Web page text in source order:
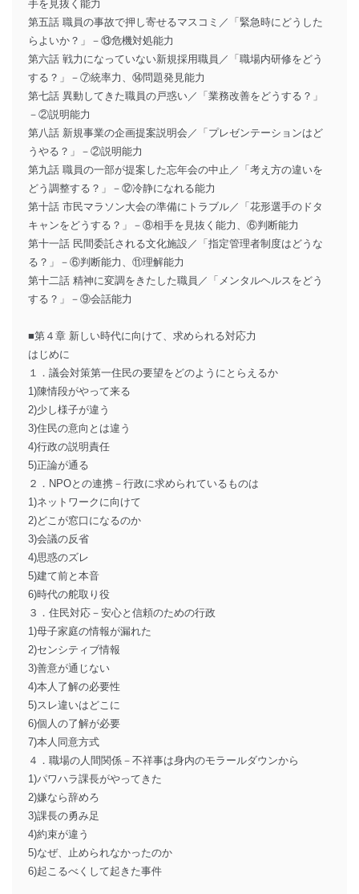
手を見抜く能力
第五話 職員の事故で押し寄せるマスコミ／「緊急時にどうした
らよいか？」－⑬危機対処能力
第六話 戦力になっていない新規採用職員／「職場内研修をどう
する？」－⑦統率力、⑭問題発見能力
第七話 異動してきた職員の戸惑い／「業務改善をどうする？」
－②説明能力
第八話 新規事業の企画提案説明会／「プレゼンテーションはど
うやる？」－②説明能力
第九話 職員の一部が提案した忘年会の中止／「考え方の違いを
どう調整する？」－⑫冷静になれる能力
第十話 市民マラソン大会の準備にトラブル／「花形選手のドタ
キャンをどうする？」－⑧相手を見抜く能力、⑥判断能力
第十一話 民間委託される文化施設／「指定管理者制度はどうな
る？」－⑥判断能力、⑪理解能力
第十二話 精神に変調をきたした職員／「メンタルヘルスをどう
する？」－⑨会話能力
■第４章 新しい時代に向けて、求められる対応力
はじめに
１．議会対策第一住民の要望をどのようにとらえるか
1)陳情段がやって来る
2)少し様子が違う
3)住民の意向とは違う
4)行政の説明責任
5)正論が通る
２．NPOとの連携－行政に求められているものは
1)ネットワークに向けて
2)どこが窓口になるのか
3)会議の反省
4)思惑のズレ
5)建て前と本音
6)時代の舵取り役
３．住民対応－安心と信頼のための行政
1)母子家庭の情報が漏れた
2)センシティブ情報
3)善意が通じない
4)本人了解の必要性
5)スレ違いはどこに
6)個人の了解が必要
7)本人同意方式
４．職場の人間関係－不祥事は身内のモラールダウンから
1)パワハラ課長がやってきた
2)嫌なら辞めろ
3)課長の勇み足
4)約束が違う
5)なぜ、止められなかったのか
6)起こるべくして起きた事件